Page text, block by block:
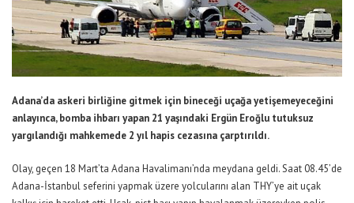
Adana’da askeri birliğine gitmek için bineceği uçağa yetişemeyeceğini
anlayınca, bomba ihbarı yapan 21 yaşındaki Ergün Eroğlu tutuksuz
yargılandığı mahkemede 2 yıl hapis cezasına çarptırıldı.
Olay, geçen 18 Mart’ta Adana Havalimanı’nda meydana geldi. Saat 08.45’de
Adana-İstanbul seferini yapmak üzere yolcularını alan THY’ye ait uçak